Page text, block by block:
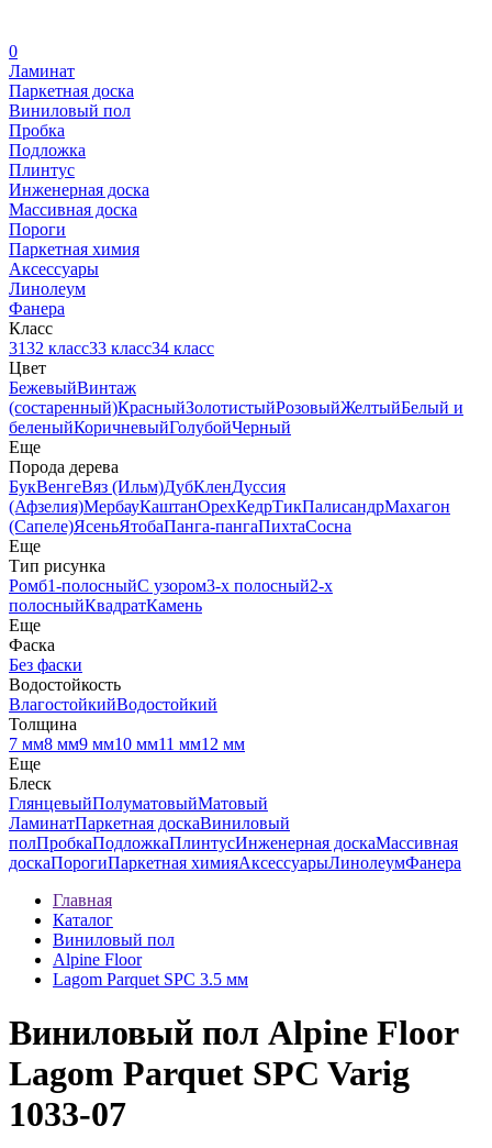
0
Ламинат
Паркетная доска
Виниловый пол
Пробка
Подложка
Плинтус
Инженерная доска
Массивная доска
Пороги
Паркетная химия
Аксессуары
Линолеум
Фанера
Класс
3132 класс33 класс34 класс
Цвет
БежевыйВинтаж
(состаренный)КрасныйЗолотистыйРозовыйЖелтыйБелый и
беленыйКоричневыйГолубойЧерный
Еще
Порода дерева
БукВенгеВяз (Ильм)ДубКленДуссия
(Афзелия)МербауКаштанОрехКедрТикПалисандрМахагон
(Сапеле)ЯсеньЯтобаПанга-пангаПихтаСосна
Еще
Тип рисунка
Ромб1-полосныйС узором3-х полосный2-х
полосныйКвадратКамень
Еще
Фаска
Без фаски
Водостойкость
ВлагостойкийВодостойкий
Толщина
7 мм8 мм9 мм10 мм11 мм12 мм
Еще
Блеск
ГлянцевыйПолуматовыйМатовый
ЛаминатПаркетная доскаВиниловый
полПробкаПодложкаПлинтусИнженерная доскаМассивная
доскаПорогиПаркетная химияАксессуарыЛинолеумФанера
Главная
Каталог
Виниловый пол
Alpine Floor
Lagom Parquet SPC 3.5 мм
Виниловый пол Alpine Floor
Lagom Parquet SPC Varig
1033-07